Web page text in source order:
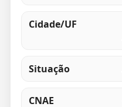
Cidade/UF
Situação
CNAE